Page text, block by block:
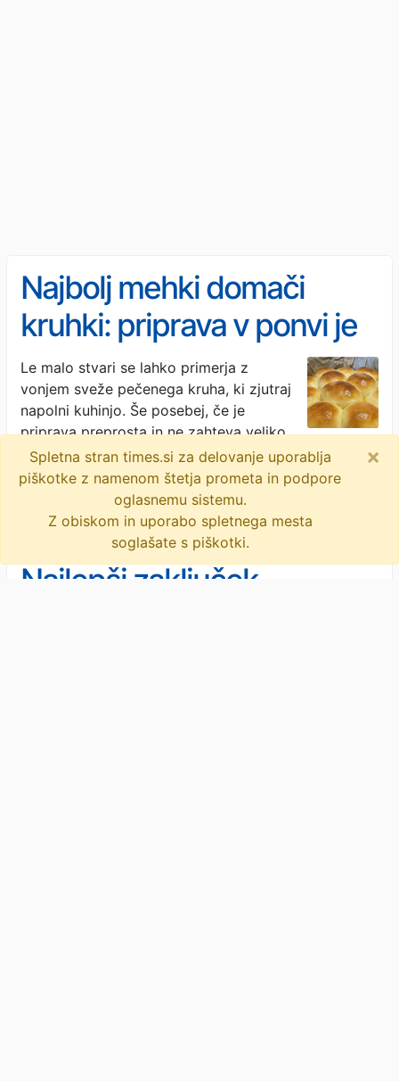
Najbolj mehki domači
kruhki: priprava v ponvi je
trik za popoln rezultat
Le malo stvari se lahko primerja z
vonjem sveže pečenega kruha, ki zjutraj
napolni kuhinjo. Še posebej, če je
priprava preprosta in ne zahteva veliko
dela. Prav zato so mehki …· Okusno.je · 14h
objavi tvitaj
Najlepši zaključek
Spletna stran times.si za delovanje uporablja
piškotke z namenom štetja prometa in podpore
oglasnemu sistemu.
Z obiskom in uporabo spletnega mesta
soglašate s piškotki.
×